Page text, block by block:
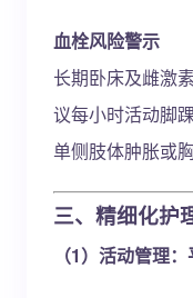
血栓风险警示
长期卧床及雌激
议每小时活动脚
单侧肢体肿胀或
三、精细化护
（1）活动管理